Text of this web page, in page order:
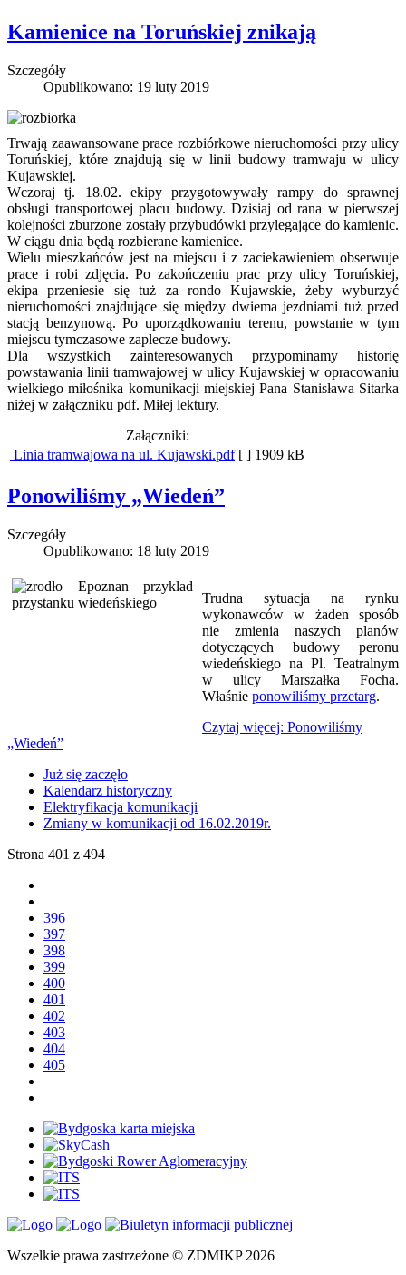
Kamienice na Toruńskiej znikają
Szczegóły
Opublikowano: 19 luty 2019
Trwają zaawansowane prace rozbiórkowe nieruchomości przy ulicy
Toruńskiej, które znajdują się w linii budowy tramwaju w ulicy
Kujawskiej.
Wczoraj tj. 18.02. ekipy przygotowywały rampy do sprawnej
obsługi transportowej placu budowy. Dzisiaj od rana w pierwszej
kolejności zburzone zostały przybudówki przylegające do kamienic.
W ciągu dnia będą rozbierane kamienice.
Wielu mieszkańców jest na miejscu i z zaciekawieniem obserwuje
prace i robi zdjęcia. Po zakończeniu prac przy ulicy Toruńskiej,
ekipa przeniesie się tuż za rondo Kujawskie, żeby wyburzyć
nieruchomości znajdujące się między dwiema jezdniami tuż przed
stacją benzynową. Po uporządkowaniu terenu, powstanie w tym
miejscu tymczasowe zaplecze budowy.
Dla wszystkich zainteresowanych przypominamy historię
powstawania linii tramwajowej w ulicy Kujawskiej w opracowaniu
wielkiego miłośnika komunikacji miejskiej Pana Stanisława Sitarka
niżej w załączniku pdf. Miłej lektury.
Załączniki:
Linia tramwajowa na ul. Kujawski.pdf [ ] 1909 kB
Ponowiliśmy „Wiedeń”
Szczegóły
Opublikowano: 18 luty 2019
Trudna sytuacja na rynku
wykonawców w żaden sposób
nie zmienia naszych planów
dotyczących budowy peronu
wiedeńskiego na Pl. Teatralnym
w ulicy Marszałka Focha.
Właśnie ponowiliśmy przetarg.
Czytaj więcej: Ponowiliśmy
„Wiedeń”
Już się zaczęło
Kalendarz historyczny
Elektryfikacja komunikacji
Zmiany w komunikacji od 16.02.2019r.
Strona 401 z 494
396
397
398
399
400
401
402
403
404
405
Wszelkie prawa zastrzeżone © ZDMIKP 2026